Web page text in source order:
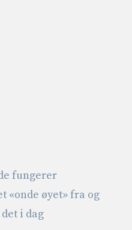
fungerer
«onde øyet» fra og
i dag